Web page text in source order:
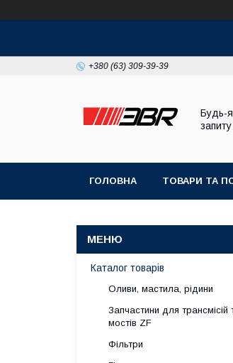
+380 (63) 309-39-39
Будь-
ГОЛОВНА ТОВАРИ ТА
Каталог товарів
Оливи, мастила, рідини
Запчастини для трансмісій
мостів ZF
Фільтри